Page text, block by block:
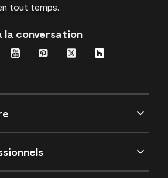
tout temps.
la conversation